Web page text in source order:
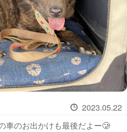
2023.05.22
車のお出かけも最後だよー🥲